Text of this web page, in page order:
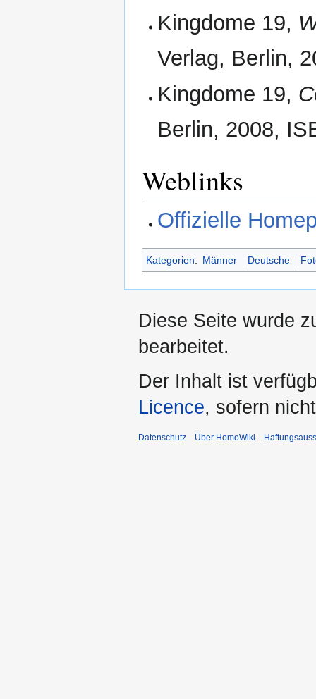
Kingdome 19,
Verlag, Berlin,
Kingdome 19,
Berlin, 2008,
Weblinks
Offizielle
Kategorien: Männer Deutsche
Diese Seite wurde
bearbeitet.
Der Inhalt ist
Licence, sofern
Datenschutz Über HomoWiki